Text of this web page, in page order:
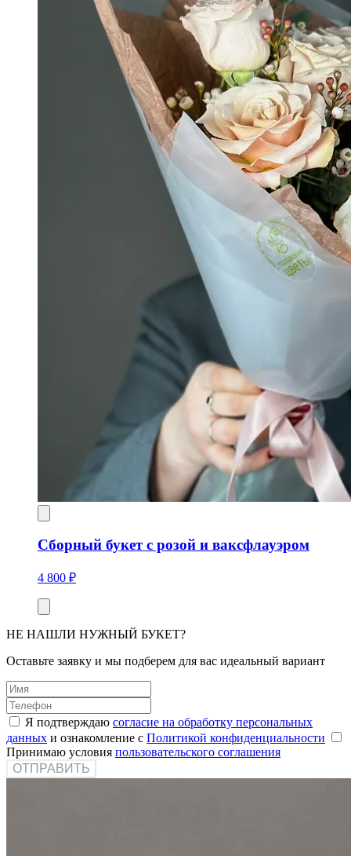
Сборный букет с розой и ваксфлауэром
4 800 ₽
НЕ НАШЛИ НУЖНЫЙ БУКЕТ?
Оставьте заявку и мы подберем для вас идеальный вариант
Я подтверждаю согласие на обработку персональных
данных и ознакомление с Политикой конфиденциальности
Принимаю условия пользовательского соглашения
ОТПРАВИТЬ